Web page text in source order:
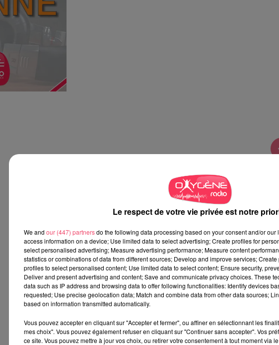
Le respect de votre vie privée est notre
We and our (447) partnersdo the following data processing based on your consent and/or our
access information on a device; Use limited data to select advertising; Create profiles for
select personalised advertising; Measure advertising performance; Measure content
statistics or combinations of data from different sources; Develop and improve services;
profiles to select personalised content; Use limited data to select content; Ensure security,
Deliver and present advertising and content; Save and communicate privacy choices. These
data such as IP address and browsing data to offer following functionalities: Identify devices
requested; Use precise geolocation data; Match and combine data from other data sources;
based on information transmitted automatically.
Vous pouvez accepter en cliquant sur "Accepter et fermer", ou affiner en sélectionnant les
mes choix". Vous pouvez également refuser en cliquant sur "Continuer sans accepter". Vos
ce site. Vous pouvez mettre à jour vos choix, ou retirer votre consentement à tout moment via